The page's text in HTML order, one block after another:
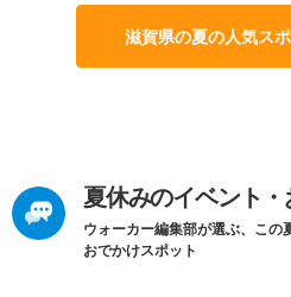
滋賀県の夏の人気ス
夏休みのイベント
ウォーカー編集部が選ぶ、この
おでかけスポット